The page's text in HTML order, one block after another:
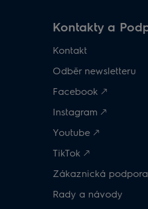
Kontakty a
Kontakt
Odběr newsletteru
Facebook 🡕
Instagram 🡕
Youtube 🡕
TikTok 🡕
Zákaznická podpora
Rady a návody